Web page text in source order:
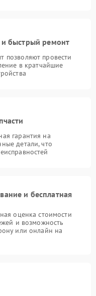
и быстрый ремонт
позволяют провести
в кратчайшие
гарантия на
детали, что
и бесплатная
оценка стоимости
и возможность
или онлайн на